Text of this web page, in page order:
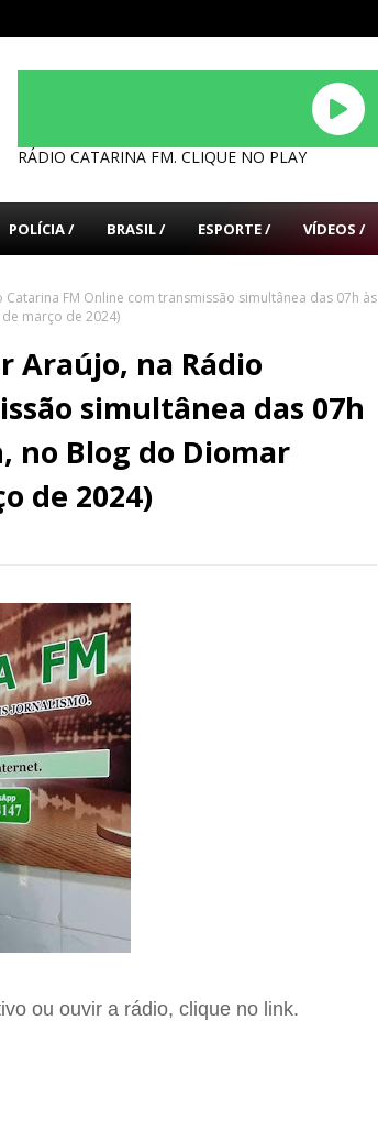
RÁDIO CATARINA FM. CLIQUE NO PLAY
POLÍCIA / BRASIL / ESPORTE / VÍDEOS /
FM Online com transmissão simultânea das 07h às
março de 2024)
Araújo, na Rádio
simultânea das 07h
no Blog do Diomar
de 2024)
ou ouvir a rádio, clique no link.